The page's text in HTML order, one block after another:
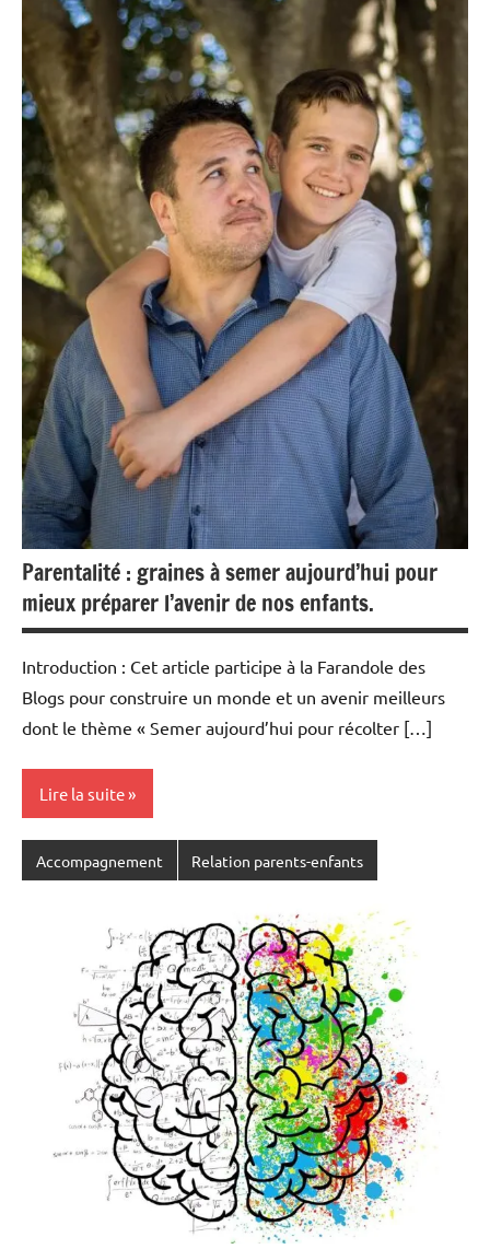
Parentalité : graines à semer aujourd’hui pour
mieux préparer l’avenir de nos enfants.
Introduction : Cet article participe à la Farandole des
Blogs pour construire un monde et un avenir meilleurs
dont le thème « Semer aujourd’hui pour récolter […]
Lire la suite
Accompagnement Relation parents-enfants